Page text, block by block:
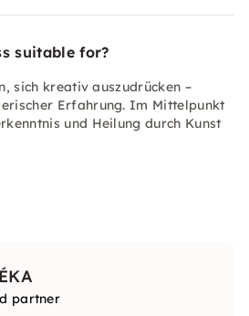
suitable for?
sich kreativ auszudrücken –
Erfahrung. Im Mittelpunkt
und Heilung durch Kunst
partner